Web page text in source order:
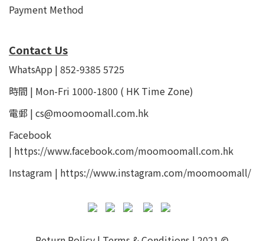
Payment Method
Contact Us
WhatsApp | 852-9385 5725
時間 | Mon-Fri 1000-1800 ( HK Time Zone)
電郵 | cs@moomoomall.com.hk
Facebook
| https://www.facebook.com/moomoomall.com.hk
Instagram | https://www.instagram.com/moomoomall/